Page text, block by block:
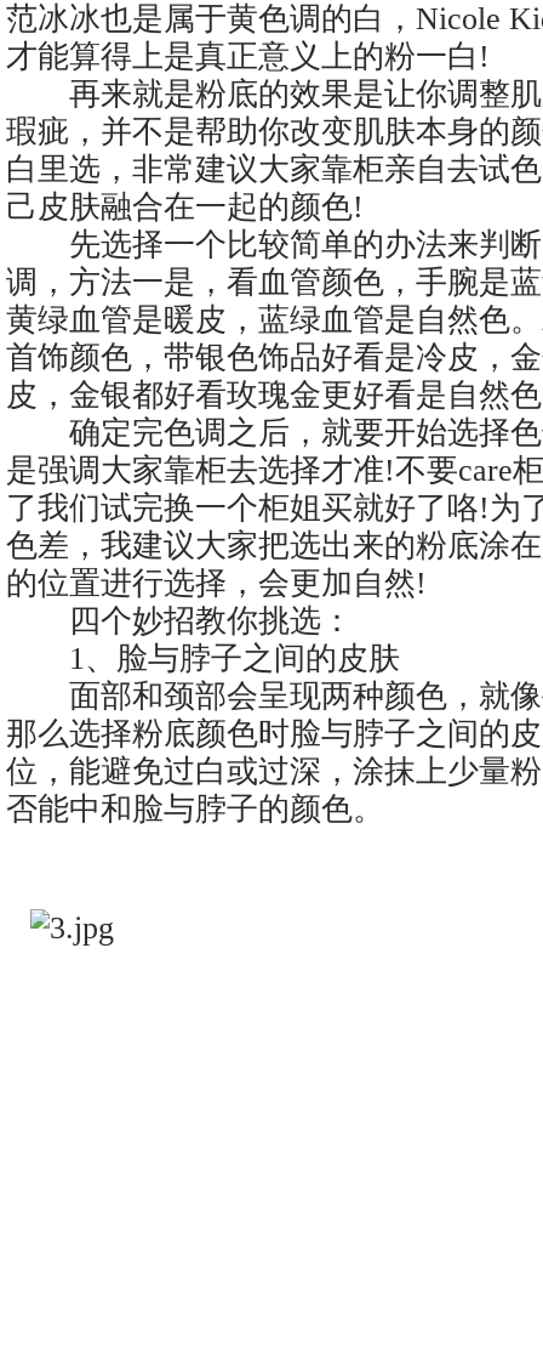
范冰冰也是属于黄色调的白，Nicole
才能算得上是真正意义上的粉一白!
再来就是粉底的效果是让你调整肌
瑕疵，并不是帮助你改变肌肤本身的
白里选，非常建议大家靠柜亲自去试
己皮肤融合在一起的颜色!
先选择一个比较简单的办法来判断
调，方法一是，看血管颜色，手腕是
黄绿血管是暖皮，蓝绿血管是自然色
首饰颜色，带银色饰品好看是冷皮，
皮，金银都好看玫瑰金更好看是自然
确定完色调之后，就要开始选择色
是强调大家靠柜去选择才准!不要care
了我们试完换一个柜姐买就好了咯!为
色差，我建议大家把选出来的粉底涂
的位置进行选择，会更加自然!
四个妙招教你挑选：
1、脸与脖子之间的皮肤
面部和颈部会呈现两种颜色，就像
那么选择粉底颜色时脸与脖子之间的
位，能避免过白或过深，涂抹上少量
否能中和脸与脖子的颜色。